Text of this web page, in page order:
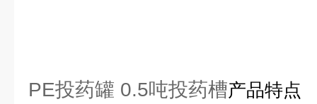
PE投药罐 0.5吨投药槽产品特点